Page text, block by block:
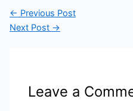
← Previous Post
Next Post →
Leave a